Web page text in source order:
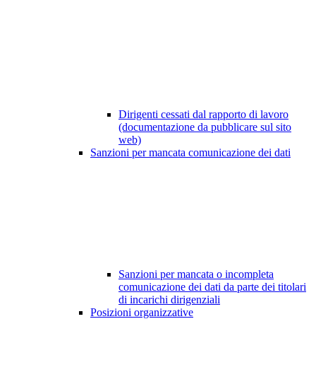
Dirigenti cessati dal rapporto di lavoro
(documentazione da pubblicare sul sito
web)
Sanzioni per mancata comunicazione dei dati
Sanzioni per mancata o incompleta
comunicazione dei dati da parte dei titolari
di incarichi dirigenziali
Posizioni organizzative